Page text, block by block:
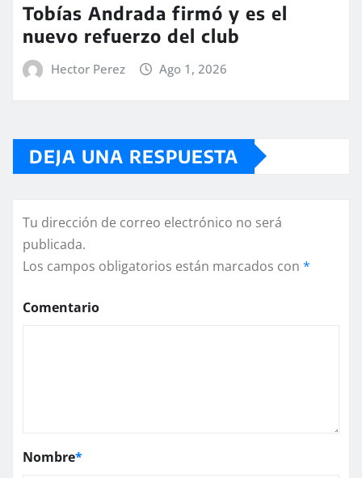
Tobías Andrada firmó y es el
nuevo refuerzo del club
Hector Perez Ago 1, 2026
DEJA UNA RESPUESTA
Tu dirección de correo electrónico no será
publicada.
Los campos obligatorios están marcados con *
Comentario
Nombre*